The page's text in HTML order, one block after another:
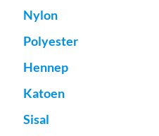
Nylon
Polyester
Hennep
Katoen
Sisal